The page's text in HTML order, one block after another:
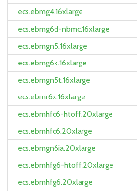
ecs.ebmg4.16xlarge
ecs.ebmg6d-nbmc.16xlarge
ecs.ebmgn5.16xlarge
ecs.ebmg6x.16xlarge
ecs.ebmgn5t.16xlarge
ecs.ebmr6x.16xlarge
ecs.ebmhfc6-htoff.20xlarge
ecs.ebmhfc6.20xlarge
ecs.ebmgn6ia.20xlarge
ecs.ebmhfg6-htoff.20xlarge
ecs.ebmhfg6.20xlarge